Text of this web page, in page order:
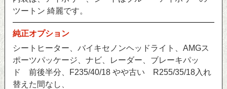
ツートン 綺麗です。
純正オプション
シートヒーター、バイキセノンヘッドライト、AMGス
ポーツパッケージ、ナビ、レーダー、ブレーキパッ
ド 前後半分、F235/40/18 やや古い R255/35/18入れ
替えた間なし、